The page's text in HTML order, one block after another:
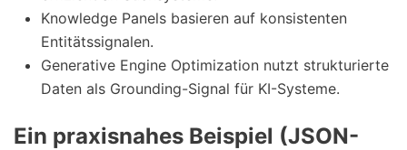
Knowledge Panels basieren auf konsistenten
Entitätssignalen.
Generative Engine Optimization nutzt strukturierte
Daten als Grounding-Signal für KI-Systeme.
Ein praxisnahes Beispiel (JSON-